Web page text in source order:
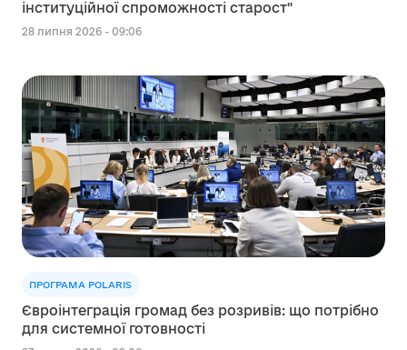
інституційної спроможності старост"
28 липня 2026 - 09:06
ПРОГРАМА POLARIS
Євроінтеграція громад без розривів: що потрібно
для системної готовності